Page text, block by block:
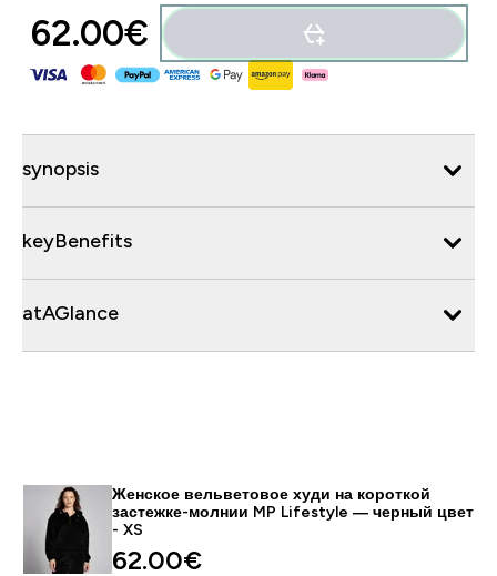
62.00€‎
synopsis
keyBenefits
atAGlance
Женское вельветовое худи на короткой
застежке-молнии MP Lifestyle ― черный цвет
- XS
62.00€‎